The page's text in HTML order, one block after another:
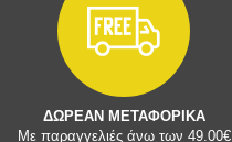
ΔΩΡΕΑΝ ΜΕΤΑΦΟΡΙΚΑ
Με παραγγελιές άνω των 49.00€